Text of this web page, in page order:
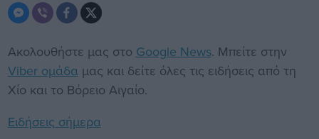
Ακολουθήστε μας στο Google News. Μπείτε στην
Viber ομάδα μας και δείτε όλες τις ειδήσεις από τη
Χίο και το Βόρειο Αιγαίο.
Ειδήσεις σήμερα